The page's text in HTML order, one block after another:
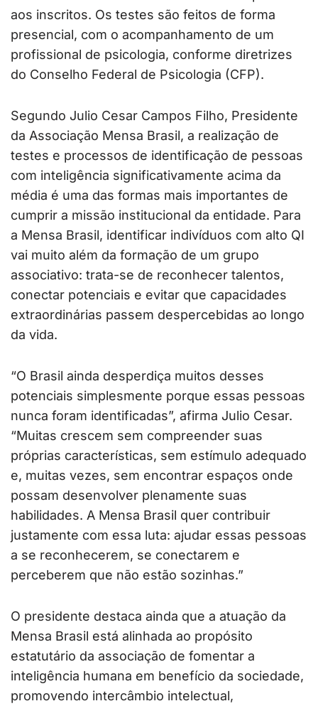
aos inscritos. Os testes são feitos de forma
presencial, com o acompanhamento de um
profissional de psicologia, conforme diretrizes
do Conselho Federal de Psicologia (CFP).
Segundo Julio Cesar Campos Filho, Presidente
da Associação Mensa Brasil, a realização de
testes e processos de identificação de pessoas
com inteligência significativamente acima da
média é uma das formas mais importantes de
cumprir a missão institucional da entidade. Para
a Mensa Brasil, identificar indivíduos com alto QI
vai muito além da formação de um grupo
associativo: trata-se de reconhecer talentos,
conectar potenciais e evitar que capacidades
extraordinárias passem despercebidas ao longo
da vida.
“O Brasil ainda desperdiça muitos desses
potenciais simplesmente porque essas pessoas
nunca foram identificadas”, afirma Julio Cesar.
“Muitas crescem sem compreender suas
próprias características, sem estímulo adequado
e, muitas vezes, sem encontrar espaços onde
possam desenvolver plenamente suas
habilidades. A Mensa Brasil quer contribuir
justamente com essa luta: ajudar essas pessoas
a se reconhecerem, se conectarem e
perceberem que não estão sozinhas.”
O presidente destaca ainda que a atuação da
Mensa Brasil está alinhada ao propósito
estatutário da associação de fomentar a
inteligência humana em benefício da sociedade,
promovendo intercâmbio intelectual,